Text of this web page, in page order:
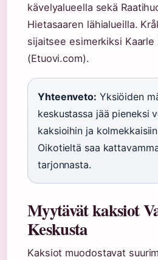
kävelyalueella sekä
Hietasaaren lähialueilla.
sijaitsee esimerkiksi Kaarle
(Etuovi.com).
Yhteenveto: Yksiöiden
keskustassa jää pieneksi
kaksioihin ja
Oikotieltä saa
tarjonnasta.
Myytävät kaksiot
Keskusta
Kaksiot muodostavat